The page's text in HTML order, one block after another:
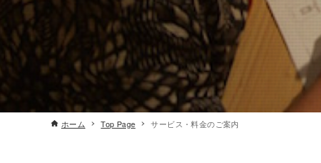
ホーム Top Page サービス・料金のご案内